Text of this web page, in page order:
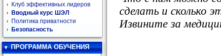
Клуб эффективных лидеров
Вводный курс ШЭЛ
Политика приватности
Безопасность
ПРОГРАММА ОБУЧЕНИЯ
сделать и сколько
Извините за